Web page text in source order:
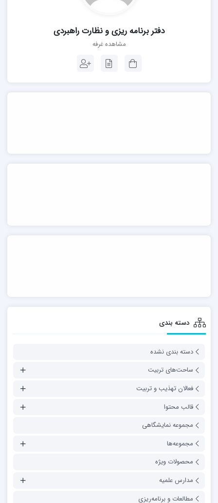
دفتر برنامه ریزی و نظارت راهبردی
مشاهده غرفه
دسته بندی
دسته بندی نشده
ساحت‌های تربیت
فعالان تهذیب و تربیت
قالب محتوا
مجموعه نمایشگاهی
مجموعه‌ها
محصولات ویژه
مدارس علمیه
مطالعات و برنامه‌ریزی